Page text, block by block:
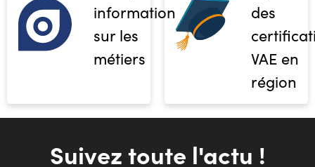
informations
sur les
métiers
des
VAE en
région
Suivez toute l'actu !